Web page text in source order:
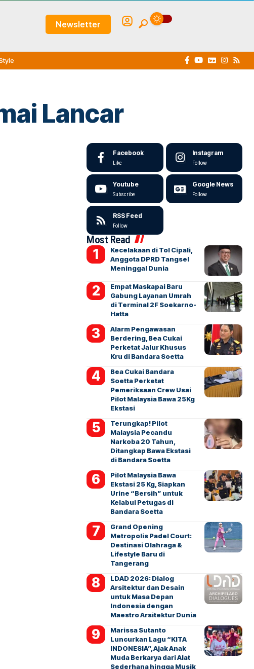
Newsletter
Lancar
Facebook
Like
Instagram
Follow
Youtube
Subscribe
Google News
Follow
RSS Feed
Follow
Most Read
Kecelakaan di Tol Cipali,
Anggota DPRD Tangsel
Meninggal Dunia
Empat Maskapai Baru
Gabung Layanan Umrah
di Terminal 2F Soekarno-
Hatta
Alarm Pengawasan
Berdering, Bea Cukai
Perketat Jalur Khusus
Kru di Bandara Soetta
Bea Cukai Bandara
Soetta Perketat
Pemeriksaan Crew Usai
Pilot Malaysia Bawa 25Kg
Ekstasi
Terungkap! Pilot
Malaysia Pecandu
Narkoba 20 Tahun,
Ditangkap Bawa Ekstasi
di Bandara Soetta
Pilot Malaysia Bawa
Ekstasi 25 Kg, Siapkan
Urine “Bersih” untuk
Kelabui Petugas di
Bandara Soetta
Grand Opening
Metropolis Padel Court:
Destinasi Olahraga &
Lifestyle Baru di
Tangerang
LDAD 2026: Dialog
Arsitektur dan Desain
untuk Masa Depan
Indonesia dengan
Maestro Arsitektur Dunia
Marissa Sutanto
Luncurkan Lagu “KITA
INDONESIA”, Ajak Anak
Muda Berkarya dari Alat
Sederhana hingga Musik